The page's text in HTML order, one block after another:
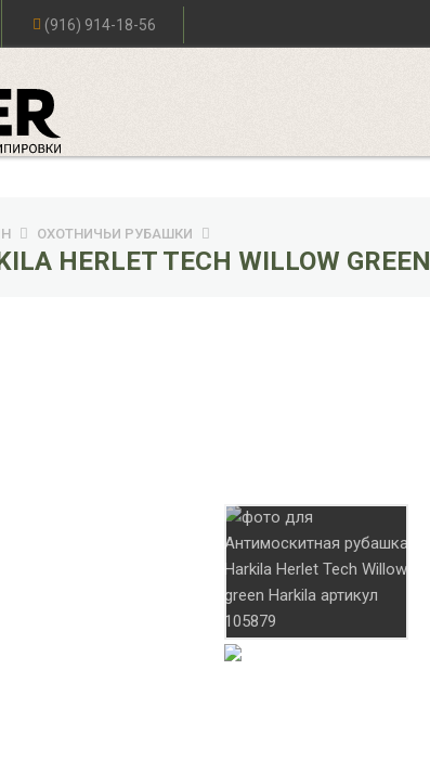
(916) 914-18-56
ОХОТНИЧЬИ РУБАШКИ
HERLET TECH WILLOW GREEN